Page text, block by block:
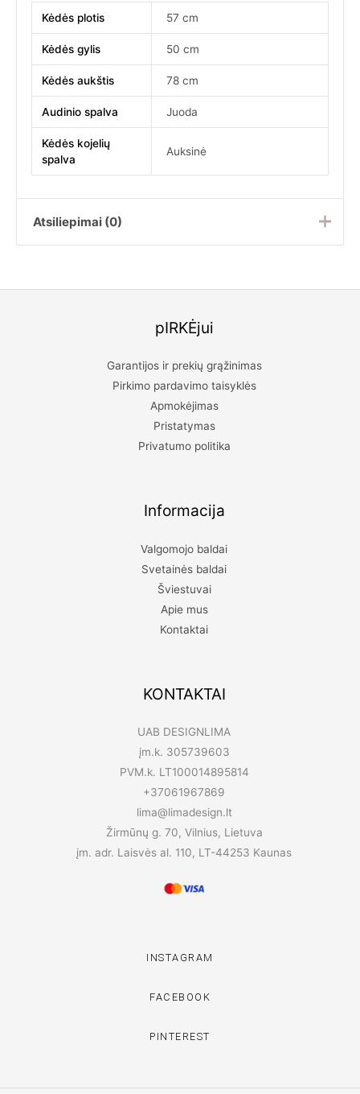
Kėdės plotis 57 cm
Kėdės gylis 50 cm
Kėdės aukštis 78 cm
Audinio spalva Juoda
Kėdės kojelių
spalva
Auksinė
Atsiliepimai (0)
Rašyti atsiliepimą gali tik prisijungę pirkėjai, kurie yra
pIRKĖjui
Garantijos ir prekių grąžinimas
Pirkimo pardavimo taisyklės
Apmokėjimas
Pristatymas
Privatumo politika
Informacija
Valgomojo baldai
Svetainės baldai
Šviestuvai
Apie mus
Kontaktai
KONTAKTAI
UAB DESIGNLIMA
įm.k. 305739603
PVM.k. LT100014895814
+37061967869
lima@limadesign.lt
Žirmūnų g. 70, Vilnius, Lietuva
įm. adr. Laisvės al. 110, LT-44253 Kaunas
INSTAGRAM
FACEBOOK
PINTEREST